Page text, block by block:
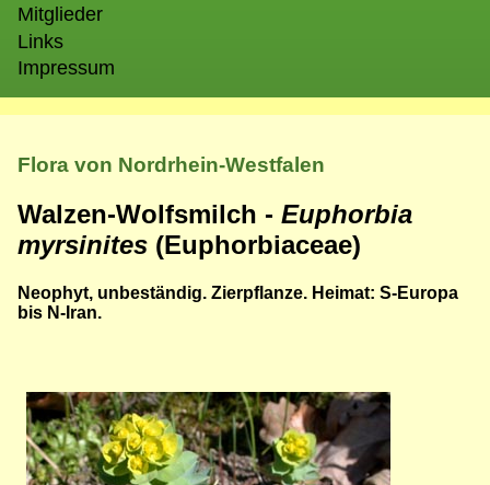
Mitglieder
Links
Impressum
Flora von Nordrhein-Westfalen
Walzen-Wolfsmilch - Euphorbia
myrsinites (Euphorbiaceae)
Neophyt, unbeständig. Zierpflanze. Heimat: S-Europa
bis N-Iran.
Bild